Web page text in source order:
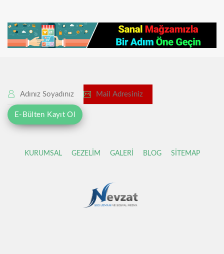
KURUMSAL GEZELİM GALERİ BLOG SİTEMAP